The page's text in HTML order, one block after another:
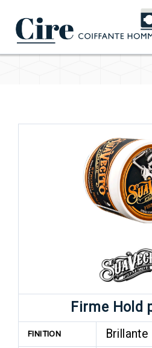
Firme Hold
FINITION Brillante